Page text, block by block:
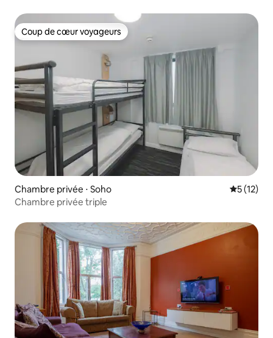
Coup de cœur voyageurs
Coup de cœur voyageurs
Chambre privée ⋅ Soho
5 (12)
Chambre privée triple